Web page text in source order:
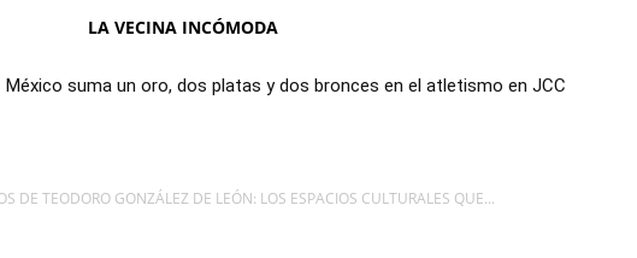
LA VECINA INCÓMODA
México suma un oro, dos platas y dos bronces en el atletismo en JCC
DE TEODORO GONZÁLEZ DE LEÓN: LOS ESPACIOS CULTURALES QUE...